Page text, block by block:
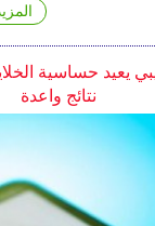
يعيد حساسية
نتائج واعدة